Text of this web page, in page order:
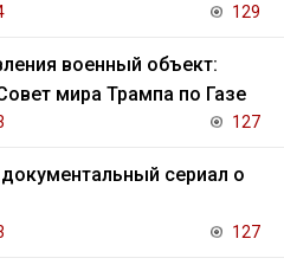
129
военный объект:
мира Трампа по Газе
127
сериал о
127